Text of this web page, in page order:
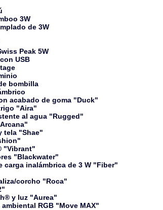
3W
de 3W
Peak 5W
USB
bombilla
acabado de goma "Duck"
"Aira"
al agua "Rugged"
tela "Shae"
"Vibrant"
"Blackwater"
inalámbrica de 3 W "Fiber"
corcho "Roca"
y luz "Aurea"
RGB "Move MAX"